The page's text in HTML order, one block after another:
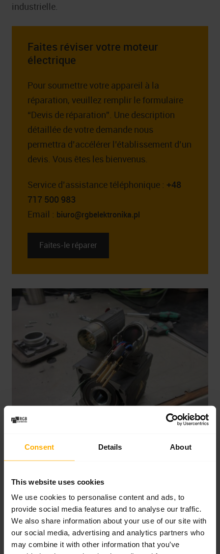
Consent Details About
This website uses cookies
We use cookies to personalise content and ads, to
provide social media features and to analyse our traffic.
We also share information about your use of our site with
our social media, advertising and analytics partners who
may combine it with other information that you’ve
industrielle.
Faites réviser votre moteur
électrique
Pour soumettre votre appareil à la
réparation, veuillez remplir le formulaire
“Devis de réparation”. Une description
détaillée de votre demande nous
permettra d’accélérer l’établissement d’un
devis. Vous êtes les bienvenus.
Service d’assistance téléphonique : +48
717 500 983
Email : biuro@rgbelektronika.pl
Faites-le réparer
Est-il moins coûteux de réparer un
niveau ?
Dans la grande majorité des cas, oui. Si le
dommage concerne la section de puissance ou
d’alimentation et que la conception de la machine